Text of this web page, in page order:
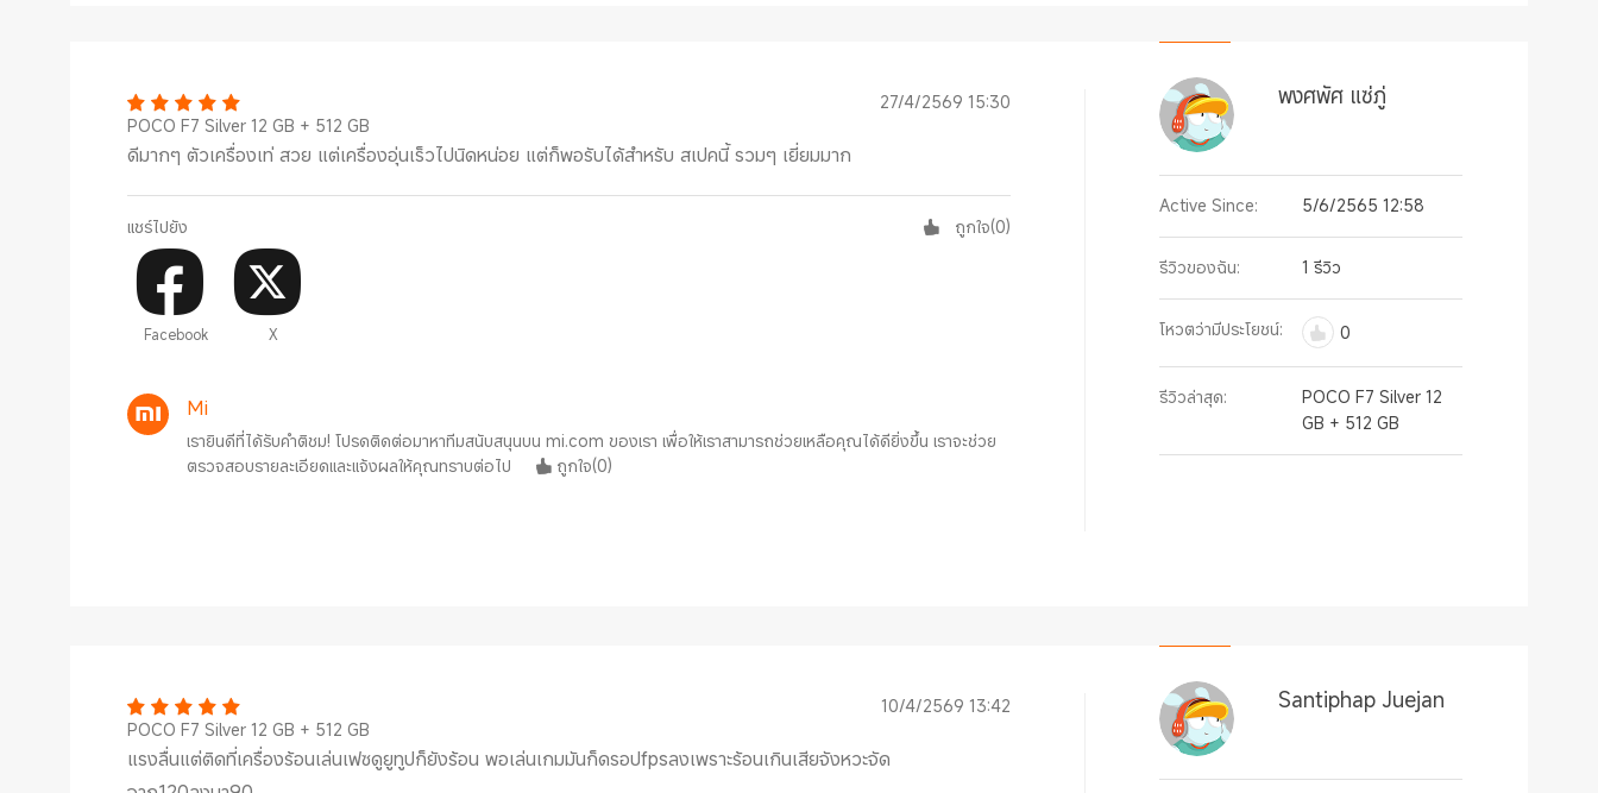
27/4/2569 15:30
POCO F7 Silver 12 GB + 512 GB
ดีมากๆ ตัวเครื่องเท่ สวย แต่เครื่องอุ่นเร็วไปนิดหน่อย แต่ก็พอรับได้สำหรับ สเปคนี้ รวมๆ เยี่ยมมาก
แชร์ไปยัง
Facebook X
ถูกใจ(0)
Mi
เรายินดีที่ได้รับคำติชม! โปรดติดต่อมาหาทีมสนับสนุนบน mi.com ของเรา เพื่อให้เราสามารถช่วยเหลือคุณได้ดียิ่งขึ้น เราจะช่วย
ตรวจสอบรายละเอียดและแจ้งผลให้คุณทราบต่อไป
ถูกใจ(0)
พงศพัศ แซ่ภู่
Active Since: 5/6/2565 12:58
รีวิวของฉัน: 1 รีวิว
โหวตว่ามีประโยชน์: 0
รีวิวล่าสุด:
POCO F7 Silver 12
GB + 512 GB
10/4/2569 13:42
POCO F7 Silver 12 GB + 512 GB
แรงลื่นแต่ติดที่เครื่องร้อนเล่นเฟซดูยูทูปก็ยังร้อน พอเล่นเกมมันก็ดรอปfpsลงเพราะร้อนเกินเสียจังหวะจัด
Santiphap Juejan